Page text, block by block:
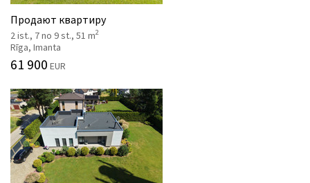
Продают квартиру
2 ist., 7 no 9 st., 51 m2
Rīga, Imanta
61 900 EUR